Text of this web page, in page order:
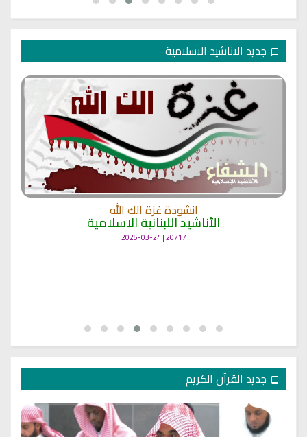
جديد الاناشيد الاسلامية
انشودة غزة الك الله
الأناشيد اللبنانية الاسلامية
20717 | 2025-03-24
جديد القرآن الكريم